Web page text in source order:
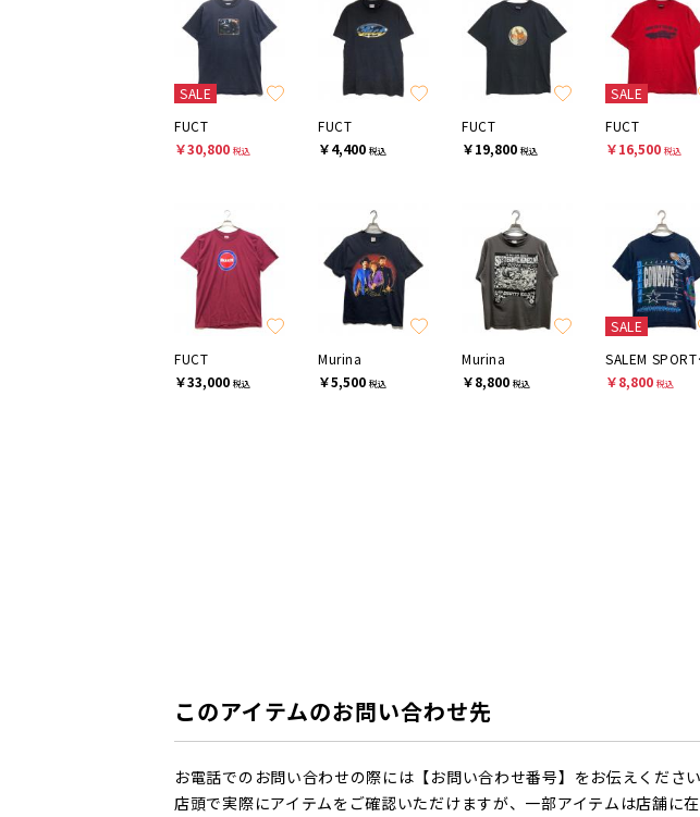
SALE
FUCT
￥30,800 税込
FUCT
￥4,400 税込
FUCT
￥19,800 税込
SALE
FUCT
￥16,500 税込
FUCT
￥33,000 税込
Murina
￥5,500 税込
Murina
￥8,800 税込
SALE
￥8,800 税込
このアイテムのお問い合わせ先
お電話でのお問い合わせの際には【お問い合わせ番号】をお伝えください
店頭で実際にアイテムをご確認いただけますが、一部アイテムは店舗に